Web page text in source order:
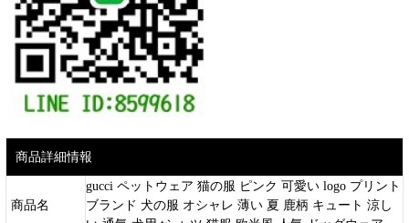
商品詳細情報
商品名
gucci ペットウェア 猫の服 ピンク 可愛い logo プリント
ブランド 犬の服 オシャレ 薄い 夏 鹿柄 キュート 涼し